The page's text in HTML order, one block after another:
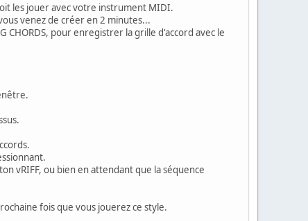
les jouer avec votre instrument MIDI.
venez de créer en 2 minutes...
CHORDS, pour enregistrer la grille d'accord avec le
vRIFF, ou bien en attendant que la séquence
fois que vous jouerez ce style.